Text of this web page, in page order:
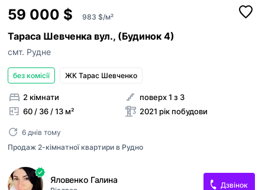
59 000 $ 983 $/м²
Тараса Шевченка вул., (Будинок 4)
смт. Рудне
без комісії ЖК Тарас Шевченко
2 кімнати
60 / 36 / 13 м²
поверх 1 з 3
2021 рік побудови
6 днів тому
Продаж 2-кімнатної квартири в Рудно
Яловенко Галина
Дзвінок